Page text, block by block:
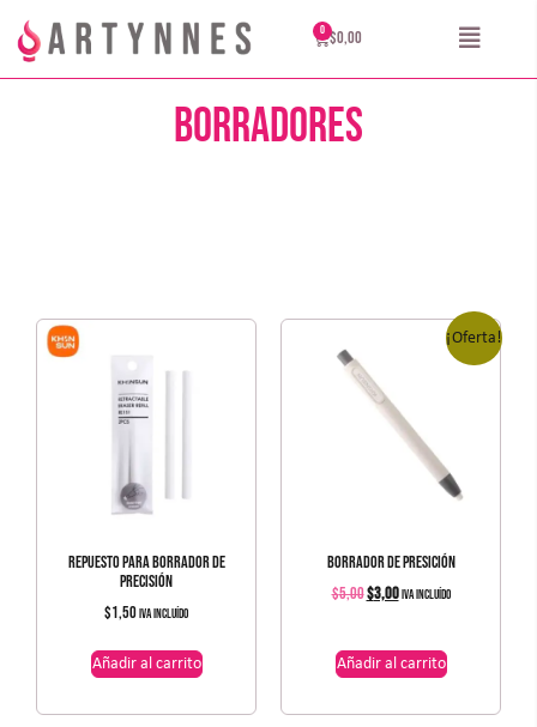
$0,00
Borradores
REPUESTO PARA BORRADOR DE
PRECISIÓN
$1,50IVA incluído
Añadir al carrito
¡Oferta!
BORRADOR DE PRESICIÓN
$5,00$3,00IVA incluído
Añadir al carrito